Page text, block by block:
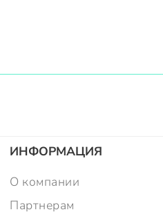
ИНФОРМАЦИЯ
О компании
Партнерам